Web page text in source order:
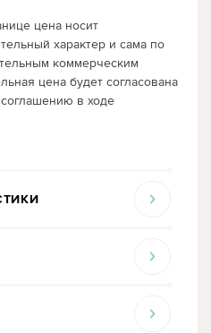
цена носит
характер и сама по
коммерческим
цена будет согласована
в ходе